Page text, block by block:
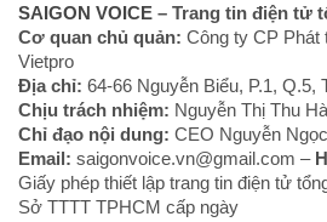
SAIGON VOICE – Trang tin điện tử
Cơ quan chủ quản: Công ty CP Phát
Vietpro
Địa chỉ: 64-66 Nguyễn Biểu, P.1, Q.5,
Chịu trách nhiệm: Nguyễn Thị Thu Hà
Chỉ đạo nội dung: CEO Nguyễn
Email: saigonvoice.vn@gmail.com –
Giấy phép thiết lập trang tin điện tử
Sở TTTT TPHCM cấp ngày